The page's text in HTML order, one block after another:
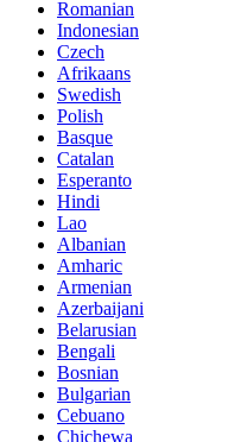
Romanian
Indonesian
Czech
Afrikaans
Swedish
Polish
Basque
Catalan
Esperanto
Hindi
Lao
Albanian
Amharic
Armenian
Azerbaijani
Belarusian
Bengali
Bosnian
Bulgarian
Cebuano
Chichewa